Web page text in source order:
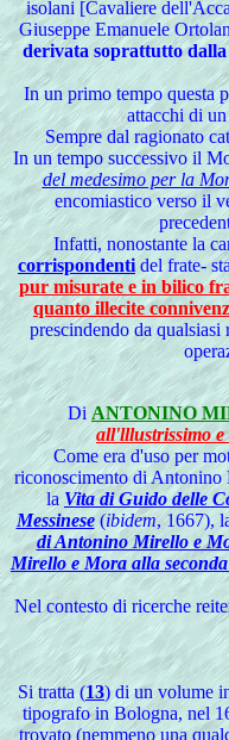
isolani [Cavaliere
Giuseppe Emanuele
derivata soprattutto
In un primo tempo questa
attacchi di
Sempre dal ragionato
In un tempo successivo il
del medesimo per la
encomiastico verso il
Infatti, nonostante la
corrispondentidel frate-
pur misurate e in bilico
quanto illecite
prescindendo da
Di ANTONINO
all'lllustrissimo e
Come era d'uso per
riconoscimento di
laVita di Guido delle
Messinese(ibidem, 1667),
di Antonino Mirello e
Mirello e Mora alla
Nelcontesto di ricerche
Si tratta (13) di un volume
tipografo in Bologna, nel
trovato (nemmeno una